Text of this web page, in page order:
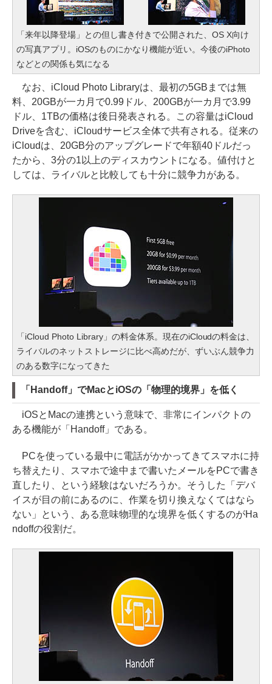
「来年以降登場」との但し書き付きで公開された、OS X向け
の写真アプリ。iOSのものにかなり機能が近い。今後のiPhoto
などとの関係も気になる
なお、iCloud Photo Libraryは、最初の5GBまでは無
料、20GBが一カ月で0.99ドル、200GBが一カ月で3.99
ドル、1TBの価格は後日発表される。この容量はiCloud
Driveを含む、iCloudサービス全体で共有される。従来の
iCloudは、20GB分のアップグレードで年額40ドルだっ
たから、3分の1以上のディスカウントになる。値付けと
しては、ライバルと比較しても十分に競争力がある。
「iCloud Photo Library」の料金体系。現在のiCloudの料金は、
ライバルのネットストレージに比べ高めだが、ずいぶん競争力
のある数字になってきた
「Handoff」でMacとiOSの「物理的境界」を低く
iOSとMacの連携という意味で、非常にインパクトの
ある機能が「Handoff」である。
PCを使っている最中に電話がかかってきてスマホに持
ち替えたり、スマホで途中まで書いたメールをPCで書き
直したり、という経験はないだろうか。そうした「デバ
イスが目の前にあるのに、作業を切り換えなくてはなら
ない」という、ある意味物理的な境界を低くするのがHa
ndoffの役割だ。